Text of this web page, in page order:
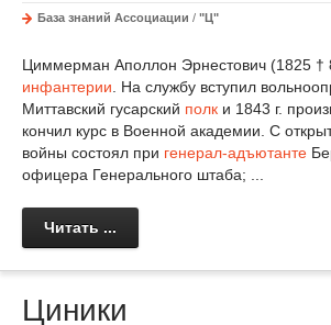
База знаний Ассоциации / "Ц"
Циммерман Аполлон Эрнестович (1825 †
инфантерии . На службу вступил
Миттавский гусарский полк и 1843 г.
кончил курс в Военной академии. С
войны состоял при генерал-адъютанте
офицера Генерального штаба; ...
Читать ...
Циники